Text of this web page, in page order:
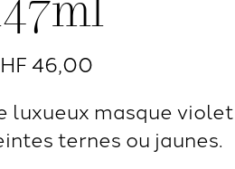
46,00
luxueux masque
ternes ou jaunes.